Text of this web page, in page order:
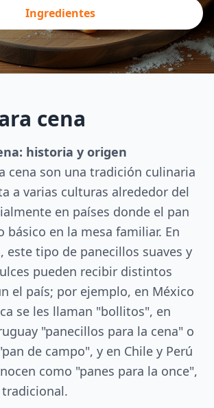
Ingredientes
cena
historia y origen
cena son una tradición culinaria
a varias culturas alrededor del
en países donde el pan
básico en la mesa familiar. En
este tipo de panecillos suaves y
pueden recibir distintos
el país; por ejemplo, en México
se les llaman "bollitos", en
"panecillos para la cena" o
de campo", y en Chile y Perú
como "panes para la once",